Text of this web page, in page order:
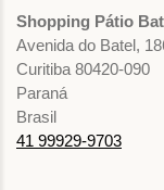
Shopping Pátio
Avenida do Batel,
Curitiba 80420-090
Paraná
Brasil
41 99929-9703